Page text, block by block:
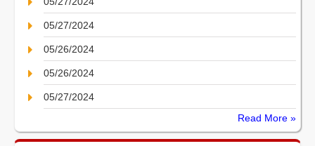
05/27/2024
05/26/2024
05/26/2024
05/27/2024
Read More »